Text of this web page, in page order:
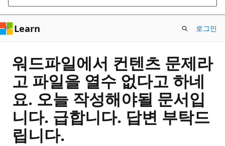
Learn 로그인
워드파일에서 컨텐츠 문제라
고 파일을 열수 없다고 하네
요. 오늘 작성해야될 문서입
니다. 급합니다. 답변 부탁드
립니다.